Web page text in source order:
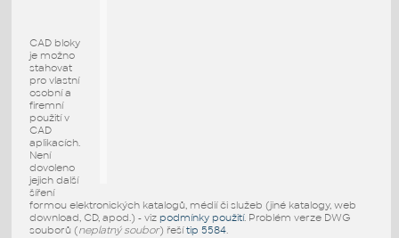
CAD bloky
je možno
stahovat
pro vlastní
osobní a
firemní
použití v
CAD
aplikacích.
Není
dovoleno
jejich další
šíření
formou elektronických katalogů, médií či služeb (jiné katalogy, web
download, CD, apod.) - viz podmínky použití. Problém verze DWG
souborů (neplatný soubor) řešítip 5584.